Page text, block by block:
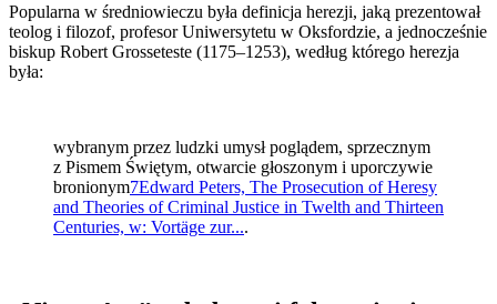
Popularna w średniowieczu była definicja herezji, jaką prezentował
teolog i filozof, profesor Uniwersytetu w Oksfordzie, a jednocześnie
biskup Robert Grosseteste (1175–1253), według którego herezja
była:
wybranym przez ludzki umysł poglądem, sprzecznym
z Pismem Świętym, otwarcie głoszonym i uporczywie
bronionym7Edward Peters, The Prosecution of Heresy
and Theories of Criminal Justice in Twelth and Thirteen
Centuries, w: Vortäge zur....